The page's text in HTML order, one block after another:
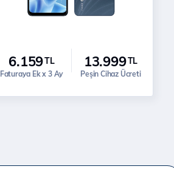
6.159TL
Faturaya Ek x 3 Ay
13.999TL
Peşin Cihaz Ücreti